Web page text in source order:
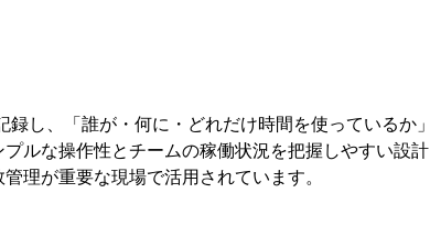
し、「誰が・何に・どれだけ時間を使っているか」
ルな操作性とチームの稼働状況を把握しやすい設計
理が重要な現場で活用されています。